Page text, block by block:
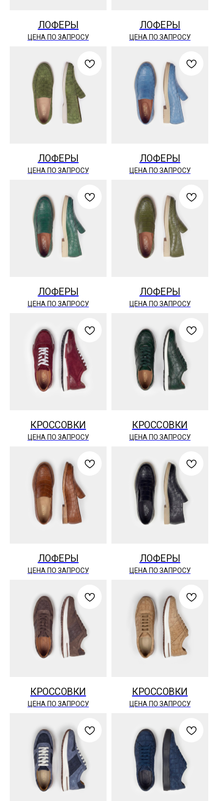
ЛОФЕРЫ
ЦЕНА ПО ЗАПРОСУ
ЛОФЕРЫ
ЦЕНА ПО ЗАПРОСУ
ЛОФЕРЫ
ЦЕНА ПО ЗАПРОСУ
ЛОФЕРЫ
ЦЕНА ПО ЗАПРОСУ
ЛОФЕРЫ
ЦЕНА ПО ЗАПРОСУ
ЛОФЕРЫ
ЦЕНА ПО ЗАПРОСУ
КРОССОВКИ
ЦЕНА ПО ЗАПРОСУ
КРОССОВКИ
ЦЕНА ПО ЗАПРОСУ
ЛОФЕРЫ
ЦЕНА ПО ЗАПРОСУ
ЛОФЕРЫ
ЦЕНА ПО ЗАПРОСУ
КРОССОВКИ
ЦЕНА ПО ЗАПРОСУ
КРОССОВКИ
ЦЕНА ПО ЗАПРОСУ